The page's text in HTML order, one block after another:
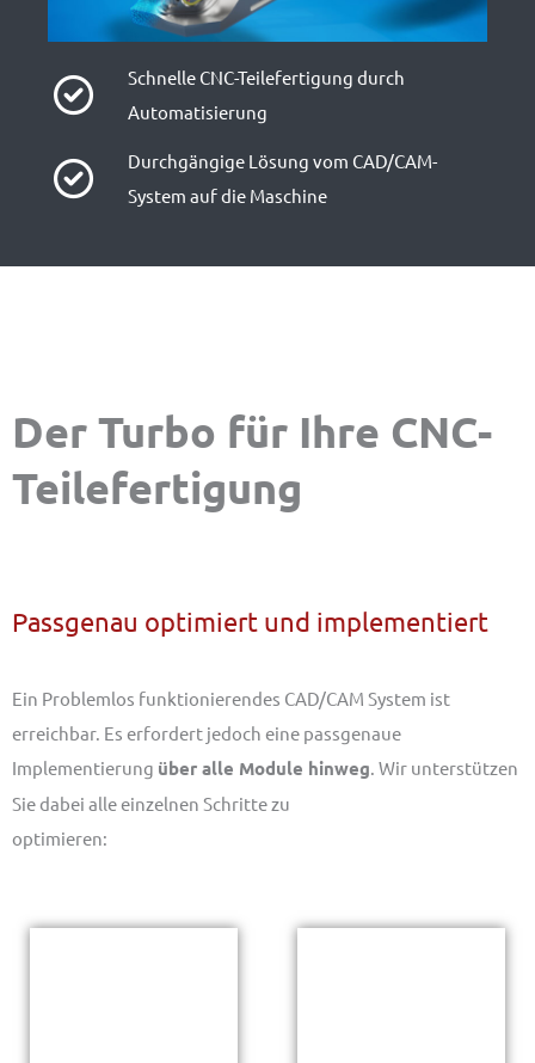
Schnelle CNC-Teilefertigung durch
Automatisierung
Durchgängige Lösung vom CAD/CAM-
System auf die Maschine
Der Turbo für Ihre CNC-
Teilefertigung
Passgenau optimiert und implementiert
Ein Problemlos funktionierendes CAD/CAM System ist
erreichbar. Es erfordert jedoch eine passgenaue
Implementierung über alle Module hinweg. Wir unterstützen
Sie dabei alle einzelnen Schritte zu
optimieren: